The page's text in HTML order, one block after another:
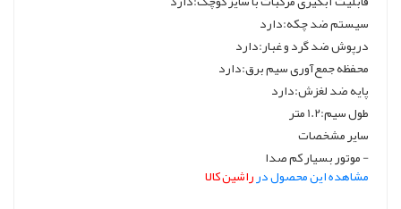
سیستم ضد چکه:دارد
درپوش ضد گرد و غبار:دارد
محفظه جمع‌آوری سیم برق:دارد
پایه ضد لغزش:دارد
طول سیم:1.2 متر
سایر مشخصات
- موتور بسیار کم صدا
مشاهده این محصول درراشین کالا